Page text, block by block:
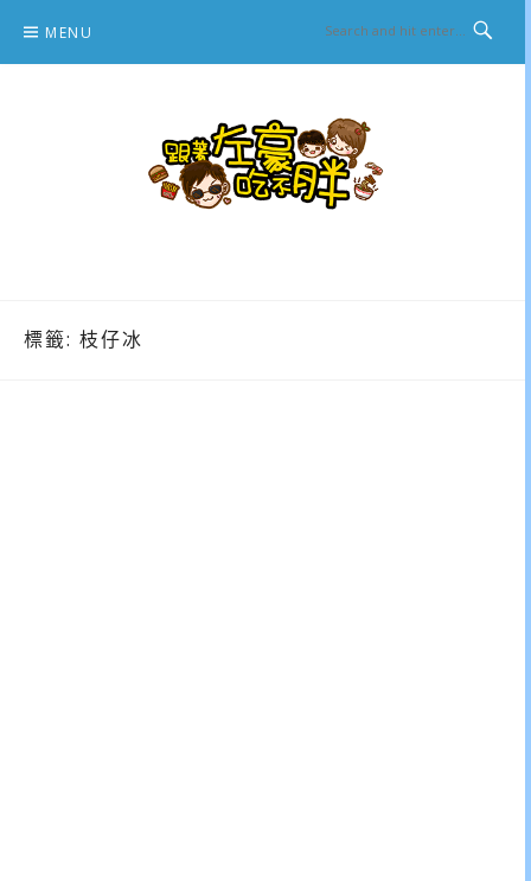
content
MENU
標籤: 枝仔冰